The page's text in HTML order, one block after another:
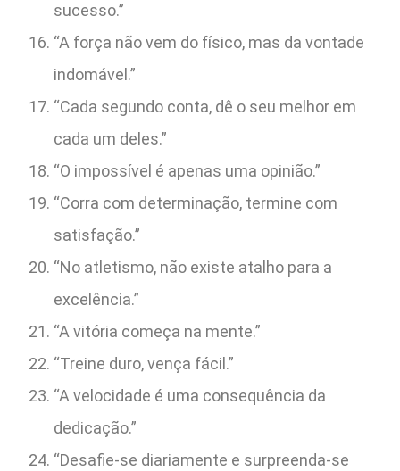
sucesso.”
“A força não vem do físico, mas da vontade
indomável.”
“Cada segundo conta, dê o seu melhor em
cada um deles.”
“O impossível é apenas uma opinião.”
“Corra com determinação, termine com
satisfação.”
“No atletismo, não existe atalho para a
excelência.”
“A vitória começa na mente.”
“Treine duro, vença fácil.”
“A velocidade é uma consequência da
dedicação.”
“Desafie-se diariamente e surpreenda-se